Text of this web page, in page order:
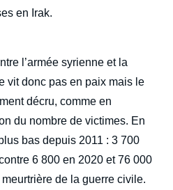
en Irak.
l’armée syrienne et la
vit donc pas en paix mais le
décru, comme en
du nombre de victimes. En
bas depuis 2011 : 3 700
6 800 en 2020 et 76 000
de la guerre civile.